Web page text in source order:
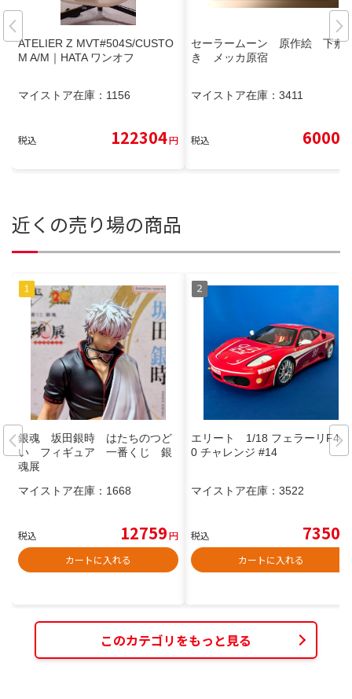
ATELIER Z MVT#504S/CUSTO
M A/M｜HATA ワンオフ
マイストア在庫： 1156
税込 122304円
セーラームーン 原作絵 下敷
き メッカ原宿
マイストア在庫： 3411
税込 6000
近くの売り場の商品
銀魂 坂田銀時 はたちのつど
い フィギュア 一番くじ 銀
魂展
マイストア在庫： 1668
税込 12759円
カートに入れる
エリート 1/18 フェラーリF43
0 チャレンジ #14
マイストア在庫： 3522
税込 7350
カートに入れる
このカテゴリをもっと見る